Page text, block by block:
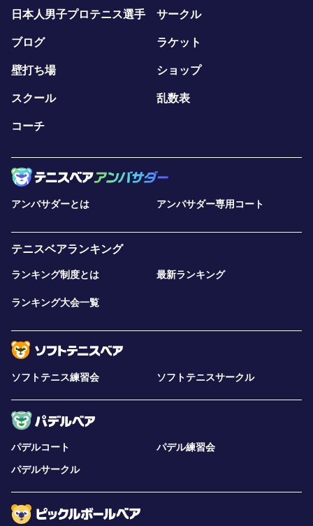
日本人男子プロテニス選手 サークル
ブログ ラケット
壁打ち場 ショップ
スクール 乱数表
コーチ
アンバサダーとは アンバサダー専用コート
テニスベアランキング
ランキング制度とは 最新ランキング
ランキング大会一覧
ソフトテニス練習会 ソフトテニスサークル
パデルコート
パデル練習会
パデルサークル